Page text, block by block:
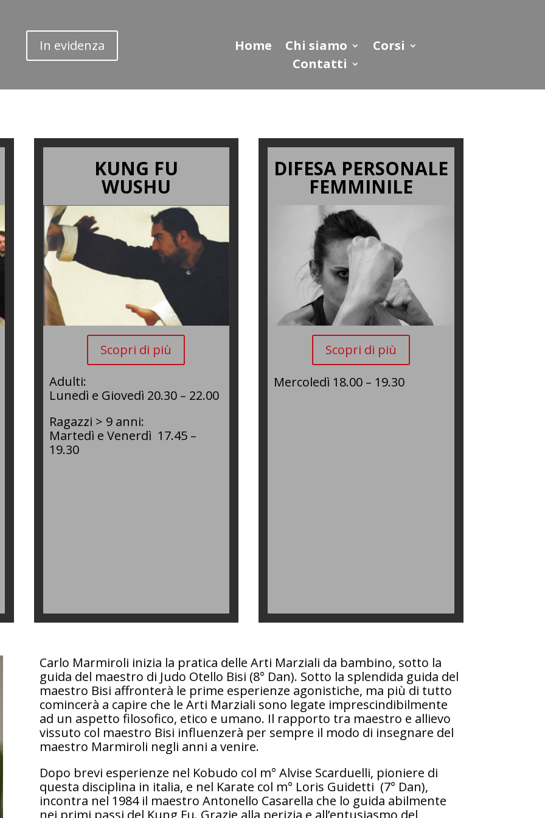
In evidenza Home Chi siamo
Corsi
Contatti
KUNG FU
WUSHU
Scopri di più
Adulti:
Lunedì e Giovedì 20.30 – 22.00
Ragazzi > 9 anni:
Martedì e Venerdì 17.45 –
19.30
DIFESA PERSONALE
FEMMINILE
Scopri di più
Mercoledì 18.00 – 19.30
Carlo Marmiroli inizia la pratica delle Arti Marziali da bambino, sotto la
guida del maestro di Judo Otello Bisi (8° Dan). Sotto la splendida guida del
maestro Bisi affronterà le prime esperienze agonistiche, ma più di tutto
comincerà a capire che le Arti Marziali sono legate imprescindibilmente
ad un aspetto filosofico, etico e umano. Il rapporto tra maestro e allievo
vissuto col maestro Bisi influenzerà per sempre il modo di insegnare del
maestro Marmiroli negli anni a venire.
Dopo brevi esperienze nel Kobudo col m° Alvise Scarduelli, pioniere di
questa disciplina in italia, e nel Karate col m° Loris Guidetti (7° Dan),
incontra nel 1984 il maestro Antonello Casarella che lo guida abilmente
nei primi passi del Kung Fu. Grazie alla perizia e all’entusiasmo del